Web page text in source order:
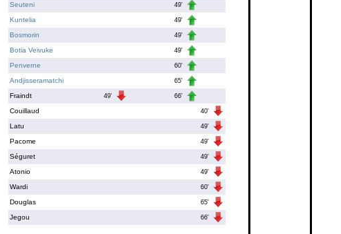
Seuteni 49'
Kuntelia 49'
Bosmorin 49'
Botia Veivuke 49'
Penverne 60'
Andjisseramatchi 65'
Fraindt 49' 66'
Couillaud 40'
Latu 49'
Pacome 49'
Séguret 49'
Atonio 49'
Wardi 60'
Douglas 65'
Jegou 66'